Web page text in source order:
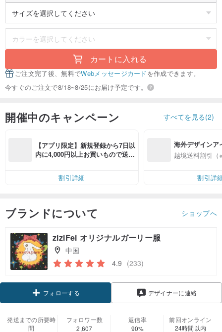
カートに入れる
ご注文完了後、無料でWebメッセージカードを作成できます。
今すぐのご注文で8/18~8/25にお届け予定です。
開催中のキャンペーン すべてを見る(2)
【アプリ限定】新規登録から7日以
内に4,000円以上お買いもので送料
割引詳細
海外デザインア
入
越境送料割引（
割引詳
ブランドについて ショップへ
ziziFei オリジナルガーリー服
中国
4.9 (233)
クーポン取得
フォローする デザイナーに連絡
発送までの所要時
間
フォロワー数
2,607
返信率
90%
前回オンライン
24時間以内